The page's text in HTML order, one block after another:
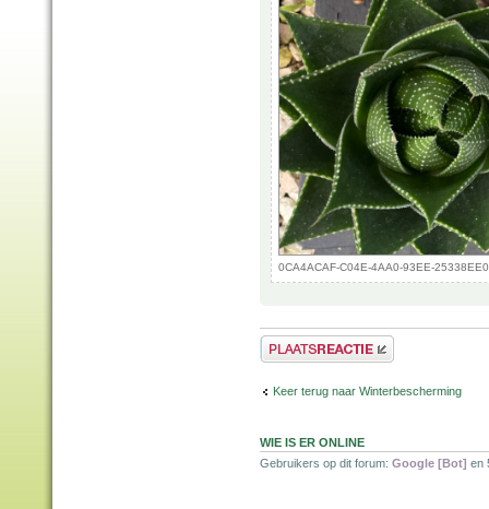
0CA4ACAF-C04E-4AA0-93EE-
Plaats een reactie
Keer terug naar Winterbescherming
WIE IS ER ONLINE
Gebruikers op dit forum: Google [Bot] en